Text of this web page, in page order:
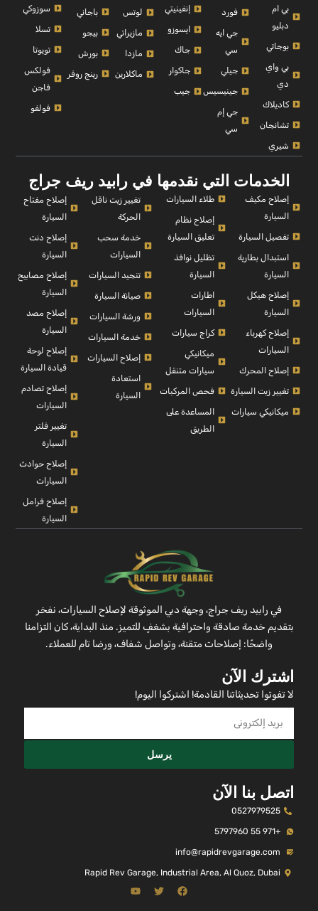
بي ام
دبليو
بوجاتي
بي واي
دي
كاديلاك
تشانجان
شيري
فورد
جي ايه
سي
جيلي
جينيسيس
جي إم
سي
إنفينيتي
ايسوزو
جاك
جاكوار
جيب
لوتس
مازيراتي
مازدا
ماكلارين
باجاني
بيجو
بورش
رينج روفر
سوزوكي
تسلا
تويوتا
فولكس
فاجن
فولفو
الخدمات التي نقدمها في رابيد ريف جراج
إصلاح مكيف
السيارة
تفصيل السيارة
استبدال بطارية
السيارة
إصلاح هيكل
السيارة
إصلاح كهرباء
السيارات
إصلاح المحرك
تغيير زيت السيارة
ميكانيكي سيارات
طلاء السيارات
إصلاح نظام
تعليق السيارة
تظليل نوافذ
السيارة
اطارات
السيارات
كراج سيارات
ميكانيكي
سيارات متنقل
فحص المركبات
المساعدة على
الطريق
تغيير زيت ناقل
الحركة
خدمة سحب
السيارات
تنجيد السيارات
صيانة السيارة
ورشة السيارات
خدمة السيارات
إصلاح السيارات
استعادة
السيارة
إصلاح مفتاح
السيارة
إصلاح دنت
السيارة
إصلاح مصابيح
السيارة
إصلاح مصد
السيارة
إصلاح لوحة
قيادة السيارة
إصلاح تصادم
السيارات
تغيير فلتر
السيارة
إصلاح حوادث
السيارات
إصلاح فرامل
السيارة
في رابيد ريف جراج، وجهة دبي الموثوقة لإصلاح السيارات، نفخر
بتقديم خدمة صادقة واحترافية بشغفٍ للتميز. منذ البداية، كان التزامنا
واضحًا: إصلاحات متقنة، وتواصل شفاف، ورضا تام للعملاء.
اشترك الآن
لا تفوتوا تحديثاتنا القادمة! اشتركوا اليوم!
يرسل
اتصل بنا الآن
0527979525
+971 55 5797960
info@rapidrevgarage.com
Rapid Rev Garage, Industrial Area, Al Quoz, Dubai